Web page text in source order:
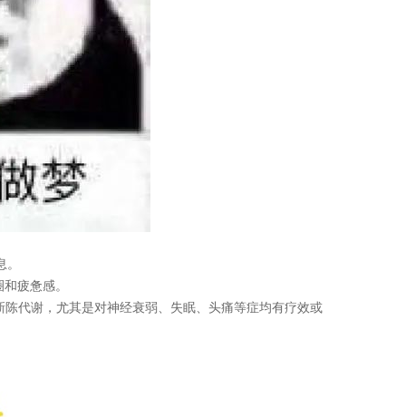
疲惫感。
代谢，尤其是对神经衰弱、失眠、头痛等症均有疗效或